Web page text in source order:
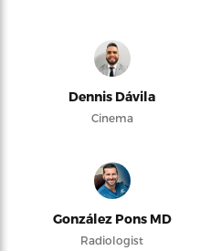
Dennis Dávila
Cinema
González Pons MD
Radiologist